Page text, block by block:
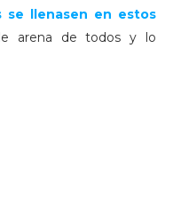
se llenasen en estos
arena de todos y lo